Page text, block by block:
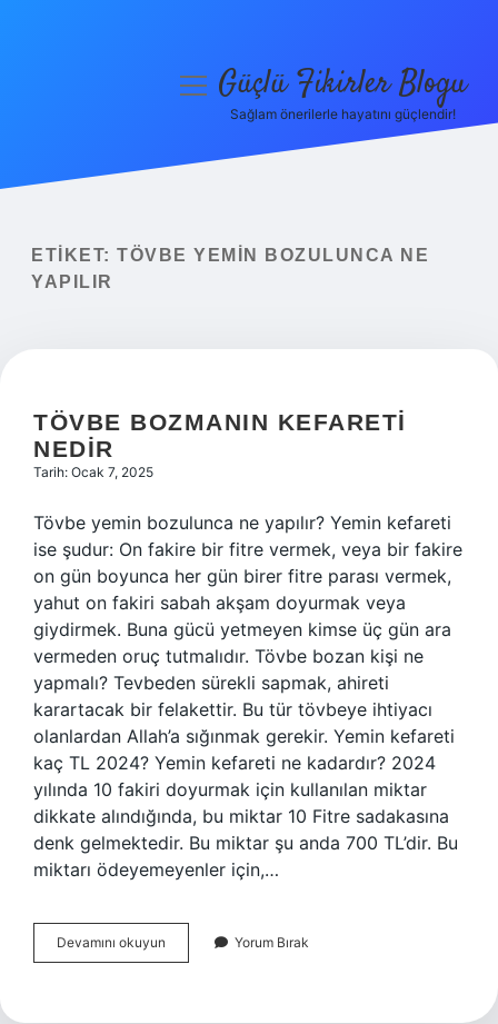
Yasal Uyarı
menüyüGüçlü Fikirler Blogu
Sağlam önerilerle hayatını güçlendir!
ETIKET: TÖVBE YEMIN BOZULUNCA NE
YAPILIR
TÖVBE BOZMANIN KEFARETI
NEDIR
Tarih: Ocak 7, 2025
Tövbe yemin bozulunca ne yapılır? Yemin kefareti
ise şudur: On fakire bir fitre vermek, veya bir fakire
on gün boyunca her gün birer fitre parası vermek,
yahut on fakiri sabah akşam doyurmak veya
giydirmek. Buna gücü yetmeyen kimse üç gün ara
vermeden oruç tutmalıdır. Tövbe bozan kişi ne
yapmalı? Tevbeden sürekli sapmak, ahireti
karartacak bir felakettir. Bu tür tövbeye ihtiyacı
olanlardan Allah’a sığınmak gerekir. Yemin kefareti
kaç TL 2024? Yemin kefareti ne kadardır? 2024
yılında 10 fakiri doyurmak için kullanılan miktar
dikkate alındığında, bu miktar 10 Fitre sadakasına
denk gelmektedir. Bu miktar şu anda 700 TL’dir. Bu
miktarı ödeyemeyenler için,…
Devamını okuyun
Bozmanın
Yorum Bırak